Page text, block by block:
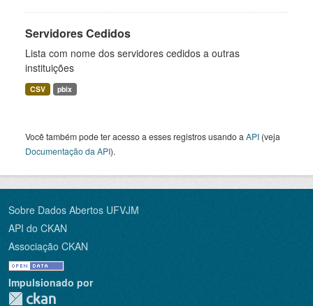
Servidores Cedidos
Lista com nome dos servidores cedidos a outras
instituições
CSV pbix
Você também pode ter acesso a esses registros usando a API (veja
Documentação da API).
Sobre Dados Abertos UFVJM
API do CKAN
Associação CKAN
Impulsionado por